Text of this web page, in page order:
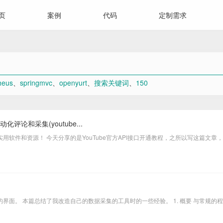
案例 代码 定制需求
、 springmvc、 openyurt、 搜索关键词、 150
化评论和采集(youtube...
软件和资源！ 今天分享的是YouTube官方API接口开通教程，之所以写这篇文章
面。 本篇总结了我改造自己的数据采集的工具时的一些经验。 1. 概要 与常规的